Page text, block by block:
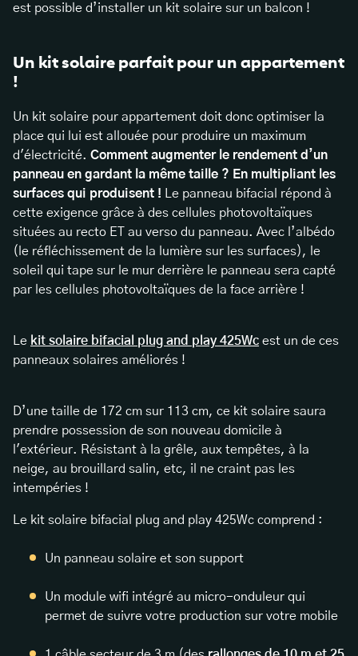
est possible d’installer un kit solaire sur un balcon !
Un kit solaire parfait pour un appartement
!
Un kit solaire pour appartement doit donc optimiser la
place qui lui est allouée pour produire un maximum
d'électricité. Comment augmenter le rendement d’un
panneau en gardant la même taille ? En multipliant les
surfaces qui produisent ! Le panneau bifacial répond à
cette exigence grâce à des cellules photovoltaïques
situées au recto ET au verso du panneau. Avec l’albédo
(le réfléchissement de la lumière sur les surfaces), le
soleil qui tape sur le mur derrière le panneau sera capté
par les cellules photovoltaïques de la face arrière !
Le kit solaire bifacial plug and play 425Wc est un de ces
panneaux solaires améliorés !
D’une taille de 172 cm sur 113 cm, ce kit solaire saura
prendre possession de son nouveau domicile à
l'extérieur. Résistant à la grêle, aux tempêtes, à la
neige, au brouillard salin, etc, il ne craint pas les
intempéries !
Le kit solaire bifacial plug and play 425Wc comprend :
Un panneau solaire et son support
Un module wifi intégré au micro-onduleur qui
permet de suivre votre production sur votre mobile